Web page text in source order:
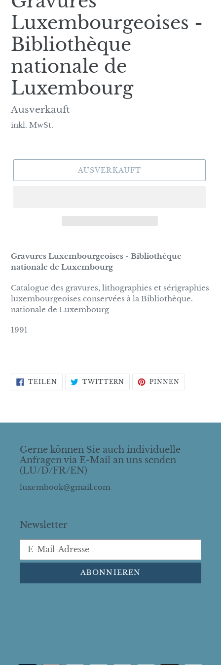
Luxembourgeoises -
Bibliothèque
nationale de
Luxembourg
Normaler
Preis
Ausverkauft
inkl. MwSt.
AUSVERKAUFT
Gravures Luxembourgeoises - Bibliothèque
nationale de Luxembourg
Catalogue des gravures, lithographies et sérigraphies
luxembourgeoises conservées à la Bibliothèque.
nationale de Luxembourg
1991
TEILENAUF
FACEBOOK
TWITTERN AUF
TWITTER
PINNEN
Gerne können Sie auch individuelle
Anfragen via E-Mail an uns senden
(LU/D/FR/EN)
luxembook@gmail.com
Newsletter
ABONNIEREN